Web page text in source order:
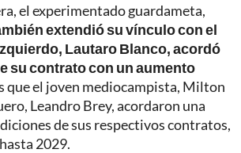
el experimentado guardameta,
extendió su vínculo con el
Lautaro Blanco, acordó
su contrato con un aumento
que el joven mediocampista, Milton
Leandro Brey, acordaron una
de sus respectivos contratos,
2029.